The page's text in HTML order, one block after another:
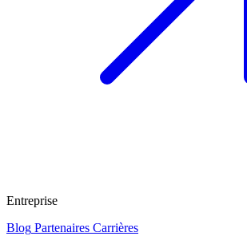
Entreprise
Blog Partenaires Carrières